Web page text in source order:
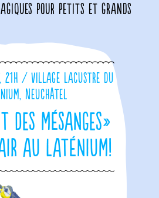
pour petits et grands
21h / Village lacustre du
Neuchâtel
des mésanges»
au Laténium!